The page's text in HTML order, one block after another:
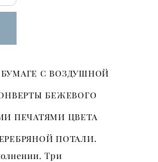
с воздушной
бежевого
печатями цвета
потали.
Три